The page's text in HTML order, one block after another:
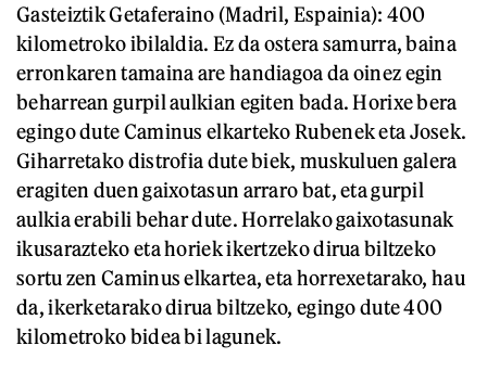
Gasteiztik Getaferaino (Madril, Espainia): 400
kilometroko ibilaldia. Ez da ostera samurra, baina
erronkaren tamaina are handiagoa da oinez egin
beharrean gurpil aulkian egiten bada. Horixe bera
egingo dute Caminus elkarteko Rubenek eta Josek.
Giharretako distrofia dute biek, muskuluen galera
eragiten duen gaixotasun arraro bat, eta gurpil
aulkia erabili behar dute. Horrelako gaixotasunak
ikusarazteko eta horiek ikertzeko dirua biltzeko
sortu zen Caminus elkartea, eta horrexetarako, hau
da, ikerketarako dirua biltzeko, egingo dute 400
kilometroko bidea bi lagunek.